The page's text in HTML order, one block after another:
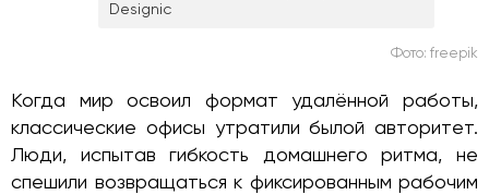
Designic
Фото: freepik
Когда мир освоил формат удалённой работы,
классические офисы утратили былой авторитет.
Люди, испытав гибкость домашнего ритма, не
спешили возвращаться к фиксированным рабочим